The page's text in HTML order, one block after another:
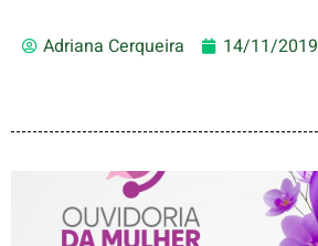
Adriana Cerqueira 14/11/2019